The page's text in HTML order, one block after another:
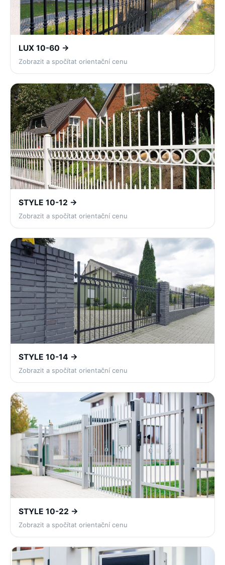
LUX 10-60 →
Zobrazit a spočítat orientační cenu
STYLE 10-12 →
Zobrazit a spočítat orientační cenu
STYLE 10-14 →
Zobrazit a spočítat orientační cenu
STYLE 10-22 →
Zobrazit a spočítat orientační cenu